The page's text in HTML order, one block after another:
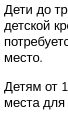
Дети до
детской
место.
Детям от
места для